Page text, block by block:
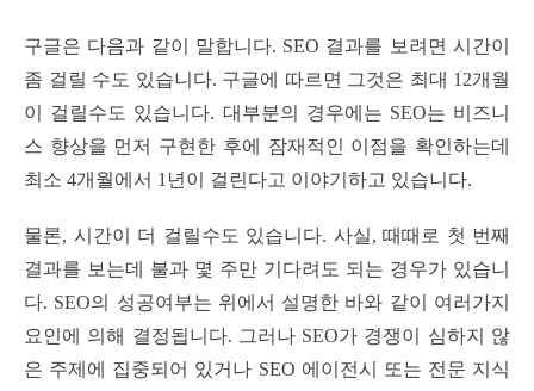
구글은 다음과 같이 말합니다. SEO 결과를 보려면 시간이
좀 걸릴 수도 있습니다. 구글에 따르면 그것은 최대 12개월
이 걸릴수도 있습니다. 대부분의 경우에는 SEO는 비즈니
스 향상을 먼저 구현한 후에 잠재적인 이점을 확인하는데
최소 4개월에서 1년이 걸린다고 이야기하고 있습니다.
물론, 시간이 더 걸릴수도 있습니다. 사실, 때때로 첫 번째
결과를 보는데 불과 몇 주만 기다려도 되는 경우가 있습니
다. SEO의 성공여부는 위에서 설명한 바와 같이 여러가지
요인에 의해 결정됩니다. 그러나 SEO가 경쟁이 심하지 않
은 주제에 집중되어 있거나 SEO 에이전시 또는 전문 지식